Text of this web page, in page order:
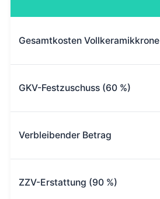
Gesamtkosten Vollkeramikkrone
GKV-Festzuschuss (60 %)
Verbleibender Betrag
ZZV-Erstattung (90 %)